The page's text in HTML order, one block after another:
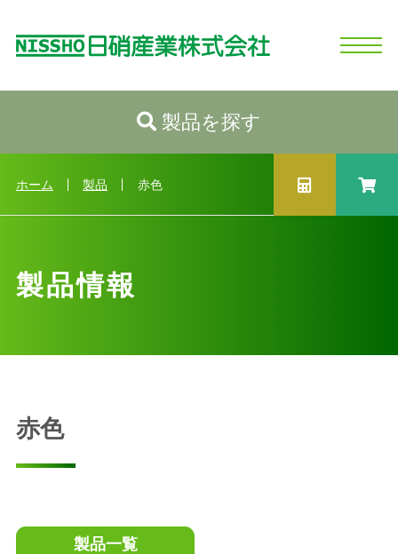
ホーム
日硝産業の強み
シリコーンとは
製品情報
製品情報トップへ カテゴリから探す
業種から探す
会社情報
お問い合わせ
ログイン
新規会員登録
製品を探す
ホーム 製品 赤色
製品情報
赤色
製品一覧